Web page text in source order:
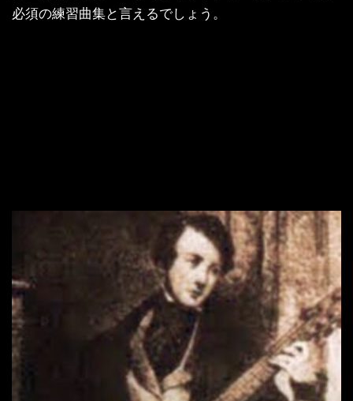
必須の練習曲集と言えるでしょう。